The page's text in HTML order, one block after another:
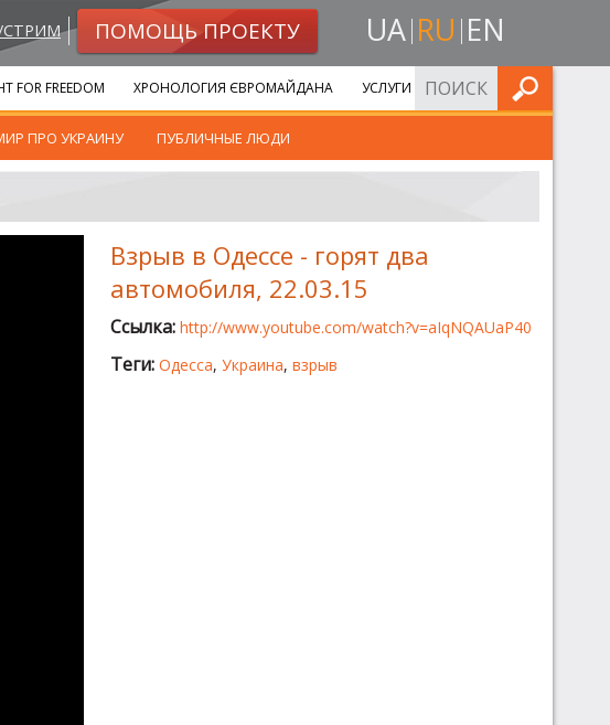
ПОМОЩЬ ПРОЕКТУ UA RU EN
ПРО УКРАИНУ ПУБЛИЧНЫЕ ЛЮДИ
FOR FREEDOM ХРОНОЛОГИЯ ЄВРОМАЙДАНА УСЛУГИ ИСКАТЬ
Взрыв в Одессе - горят два
автомобиля, 22.03.15
Ссылка: http://www.youtube.com/watch?v=aIqNQAUaP40
Теги: Одесса, Украина, взрыв